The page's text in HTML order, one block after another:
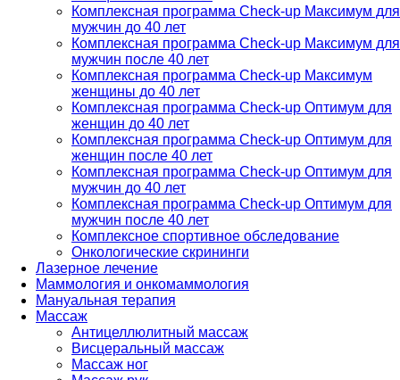
Комплексная программа Check-up Максимум для
мужчин до 40 лет
Комплексная программа Check-up Максимум для
мужчин после 40 лет
Комплексная программа Check-up Максимум
женщины до 40 лет
Комплексная программа Check-up Оптимум для
женщин до 40 лет
Комплексная программа Check-up Оптимум для
женщин после 40 лет
Комплексная программа Check-up Оптимум для
мужчин до 40 лет
Комплексная программа Check-up Оптимум для
мужчин после 40 лет
Комплексное спортивное обследование
Онкологические скрининги
Лазерное лечение
Маммология и онкомаммология
Мануальная терапия
Массаж
Антицеллюлитный массаж
Висцеральный массаж
Массаж ног